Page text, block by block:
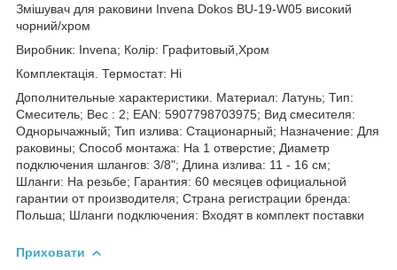
Змішувач для раковини Invena Dokos BU-19-W05 високий
чорний/хром
Виробник: Invena; Колір: Графитовый,Хром
Комплектація. Термостат: Ні
Дополнительные характеристики. Материал: Латунь; Тип:
Смеситель; Вес : 2; EAN: 5907798703975; Вид смесителя:
Однорычажный; Тип излива: Стационарный; Назначение: Для
раковины; Способ монтажа: На 1 отверстие; Диаметр
подключения шлангов: 3/8"; Длина излива: 11 - 16 см;
Шланги: На резьбе; Гарантия: 60 месяцев официальной
гарантии от производителя; Страна регистрации бренда:
Польша; Шланги подключения: Входят в комплект поставки
Приховати